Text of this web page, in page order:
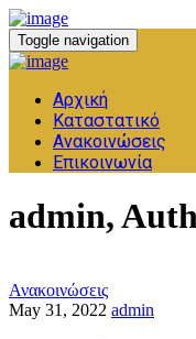
Toggle navigation
Αρχική
Καταστατικό
Ανακοινώσεις
Επικοινωνία
admin,
Ανακοινώσεις
May 31, 2022 admin